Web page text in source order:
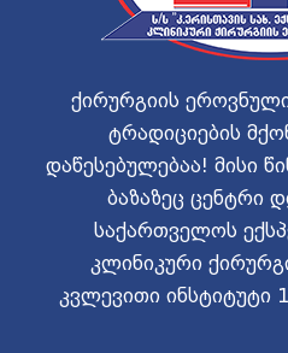
ქირურგიის
ტრადიციების
დაწესებულებაა! მისი
ბაზაზეც ცენტრი
საქართველოს
კლინიკური
კვლევითი ინსტიტუტი